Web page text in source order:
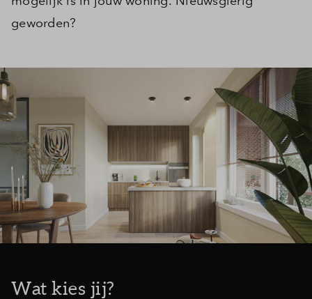
Inloggen
geworden?
Wat kies jij?